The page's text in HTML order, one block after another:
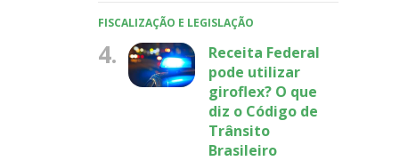
FISCALIZAÇÃO E LEGISLAÇÃO
4.
Receita Federal
pode utilizar
giroflex? O que
diz o Código de
Trânsito
Brasileiro